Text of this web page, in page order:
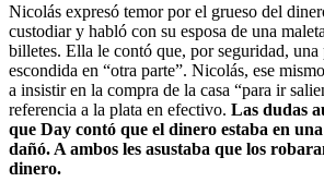
Nicolás expresó temor por el grueso del
custodiar y habló con su esposa de una
billetes. Ella le contó que, por seguridad, una
escondida en “otra parte”. Nicolás, ese
a insistir en la compra de la casa “para ir
referencia a la plata en efectivo. Las dudas
que Day contó que el dinero estaba en
dañó. A ambos les asustaba que los
dinero.